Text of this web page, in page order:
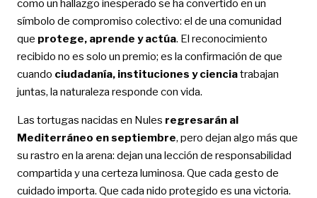
como un hallazgo inesperado se ha convertido en un
símbolo de compromiso colectivo: el de una comunidad
que protege, aprende y actúa. El reconocimiento
recibido no es solo un premio; es la confirmación de que
cuando ciudadanía, instituciones y cienciatrabajan
juntas, la naturaleza responde con vida.
Las tortugas nacidas en Nules regresarán al
Mediterráneo en septiembre, pero dejan algo más que
su rastro en la arena: dejan una lección de responsabilidad
compartida y una certeza luminosa. Que cada gesto de
cuidado importa. Que cada nido protegido es una victoria.